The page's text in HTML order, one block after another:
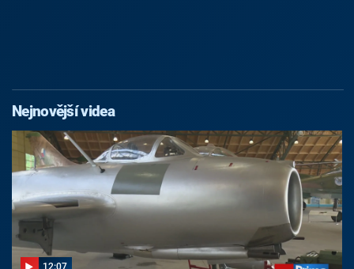
Nejnovější videa